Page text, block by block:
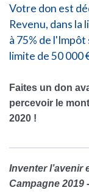
Votre don est
Revenu, dans la
à 75% de
limite de 50 000
Faites un don
percevoir le
2020 !
Inventer l’avenir
Campagne 2019